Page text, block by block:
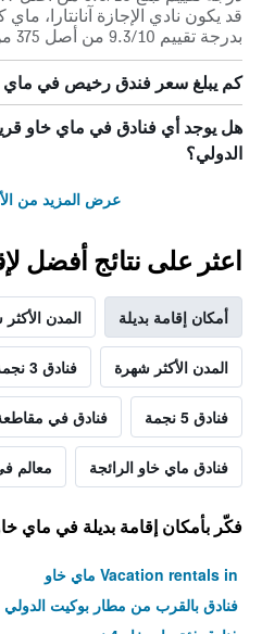
قد يكون نادي الإجازة آنانتارا، ماي
بدرجة تقييم 9.3/10 من أصل 375 من تقييمات المستخدمين
كم يبلغ سعر فندق رخيص في ماي
هل يوجد أي فنادق في ماي خاو
الدولي؟
عرض المزيد من
اعثر على نتائج أفضل
أمكان إقامة بديلة المدن
المدن الأكثر شهرة فنادق 3 نجمة
فنادق 5 نجمة فنادق في
فنادق ماي خاو الرائجة معالم
فكّر بأمكان إقامة بديلة في ماي
Vacation rentals in ماي خاو
فنادق بالقرب من مطار بوكيت الدولي